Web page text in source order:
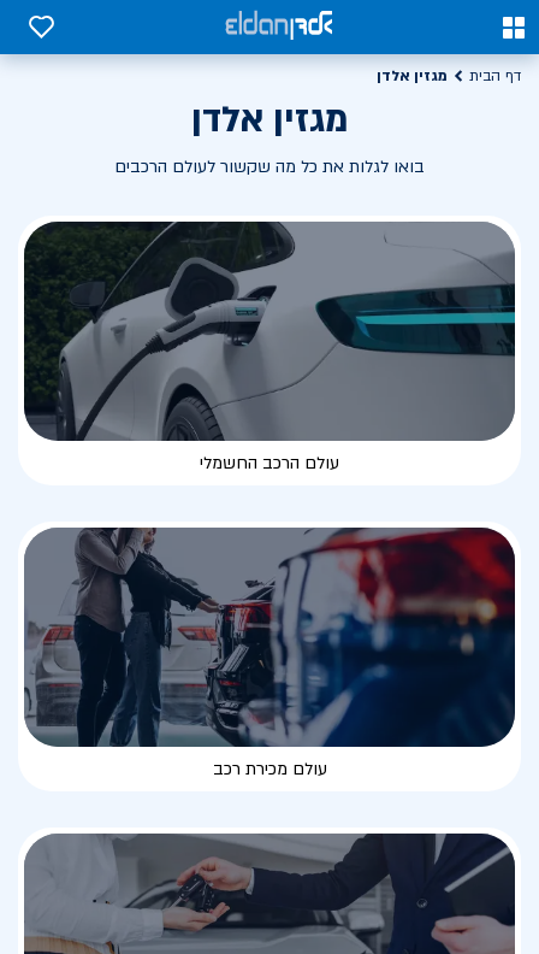
0
0
דף הבית מגזין אלדן
מגזין אלדן
בואו לגלות את כל מה שקשור לעולם הרכבים
עולם הרכב החשמלי
עולם מכירת רכב